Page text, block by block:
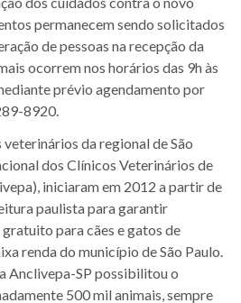
permanecem sendo solicitados
de pessoas na recepção da
ocorrem nos horários das 9h às
prévio agendamento por
8920.
da regional de São
dos Clínicos Veterinários de
iniciaram em 2012 a partir de
paulista para garantir
para cães e gatos de
renda do município de São Paulo.
Anclivepa-SP possibilitou o
500 mil animais, sempre